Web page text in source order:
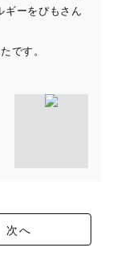
ギーをぴもさん
です。
次へ